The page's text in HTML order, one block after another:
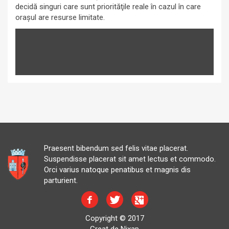
decidă singuri care sunt priorităţile reale în cazul în care
oraşul are resurse limitate.
Praesent bibendum sed felis vitae placerat.
Suspendisse placerat sit amet lectus et commodo.
Orci varius natoque penatibus et magnis dis
parturient.
Copyright © 2017